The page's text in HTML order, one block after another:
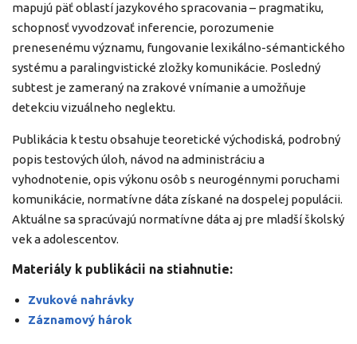
mapujú päť oblastí jazykového spracovania – pragmatiku,
schopnosť vyvodzovať inferencie, porozumenie
prenesenému významu, fungovanie lexikálno-sémantického
systému a paralingvistické zložky komunikácie. Posledný
subtest je zameraný na zrakové vnímanie a umožňuje
detekciu vizuálneho neglektu.
Publikácia k testu obsahuje teoretické východiská, podrobný
popis testových úloh, návod na administráciu a
vyhodnotenie, opis výkonu osôb s neurogénnymi poruchami
komunikácie, normatívne dáta získané na dospelej populácii.
Aktuálne sa spracúvajú normatívne dáta aj pre mladší školský
vek a adolescentov.
Materiály k publikácii na stiahnutie:
Zvukové nahrávky
Záznamový hárok